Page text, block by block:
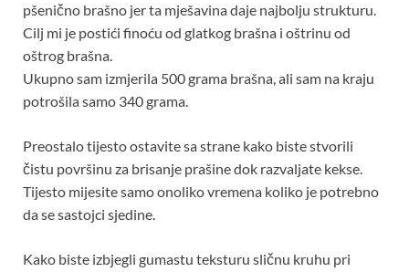
pšenično brašno jer ta mješavina daje najbolju strukturu.
Cilj mi je postići finoću od glatkog brašna i oštrinu od
oštrog brašna.
Ukupno sam izmjerila 500 grama brašna, ali sam na kraju
potrošila samo 340 grama.
Preostalo tijesto ostavite sa strane kako biste stvorili
čistu površinu za brisanje prašine dok razvaljate kekse.
Tijesto mijesite samo onoliko vremena koliko je potrebno
da se sastojci sjedine.
Kako biste izbjegli gumastu teksturu sličnu kruhu pri